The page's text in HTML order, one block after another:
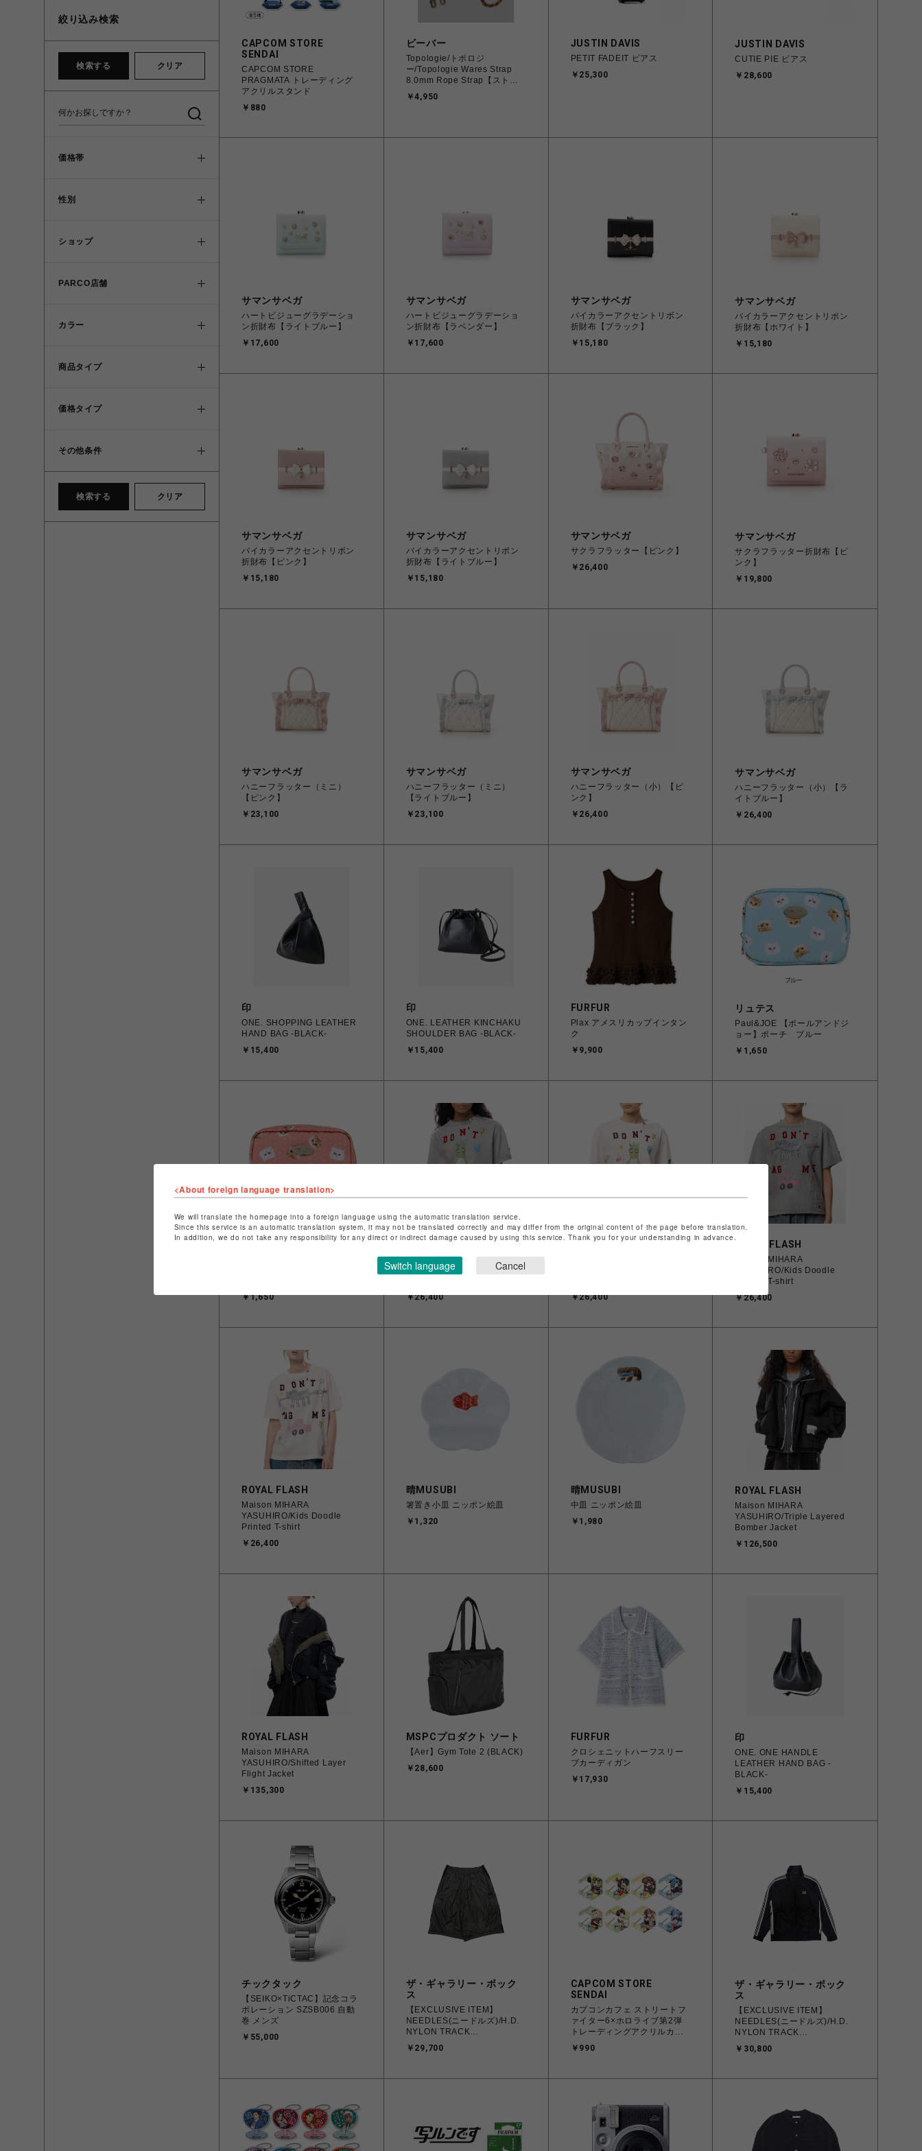
絞り込み検索
検索する クリア
価格帯
性別
ショップ
PARCO店舗
カラー
商品タイプ
価格タイプ
その他条件
検索する クリア
CAPCOM STORE
SENDAI
CAPCOM STORE
PRAGMATA トレーディング
アクリルスタンド
￥880
ビーバー
Topologie/トポロジ
ー/Topologie Wares Strap
8.0mm Rope Strap【ストラ
￥4,950
JUSTIN DAVIS
PETIT FADEIT ピアス
￥25,300
JUSTIN DAVIS
CUTIE PIE ピアス
￥28,600
サマンサベガ
ハートビジューグラデーショ
ン折財布【ライトブルー】
￥17,600
サマンサベガ
ハートビジューグラデーショ
ン折財布【ラベンダー】
￥17,600
サマンサベガ
バイカラーアクセントリボン
折財布【ブラック】
￥15,180
サマンサベガ
バイカラーアクセントリボン
折財布【ホワイト】
￥15,180
サマンサベガ
バイカラーアクセントリボン
折財布【ピンク】
￥15,180
サマンサベガ
バイカラーアクセントリボン
折財布【ライトブルー】
￥15,180
サマンサベガ
サクラフラッター【ピンク】
￥26,400
サマンサベガ
サクラフラッター折財布【ピ
ンク】
￥19,800
サマンサベガ
ハニーフラッター（ミニ）
【ピンク】
￥23,100
サマンサベガ
ハニーフラッター（ミニ）
【ライトブルー】
￥23,100
サマンサベガ
ハニーフラッター（小）【ピ
ンク】
￥26,400
サマンサベガ
ハニーフラッター（小）【ラ
イトブルー】
￥26,400
印
ONE. SHOPPING LEATHER
HAND BAG -BLACK-
￥15,400
印
ONE. LEATHER KINCHAKU
SHOULDER BAG -BLACK-
￥15,400
FURFUR
Plax アメスリカップインタン
ク
￥9,900
リュテス
Paul&JOE 【ポールアンドジ
ョー】ポーチ ブルー
￥1,650
リュテス
￥1,650
ROYAL FLASH
Maison MIHARA
YASUHIRO/Leon Doodle
￥26,400
ROYAL FLASH
￥26,400
ROYAL FLASH
Maison MIHARA
YASUHIRO/Kids Doodle
Printed T-shirt
￥26,400
ROYAL FLASH
Maison MIHARA
YASUHIRO/Kids Doodle
Printed T-shirt
￥26,400
晴MUSUBI
箸置き小皿 ニッポン絵皿
￥1,320
晴MUSUBI
中皿 ニッポン絵皿
￥1,980
ROYAL FLASH
Maison MIHARA
YASUHIRO/Triple Layered
Bomber Jacket
￥126,500
ROYAL FLASH
Maison MIHARA
YASUHIRO/Shifted Layer
Flight Jacket
￥135,300
MSPCプロダクト ソート
【Aer】Gym Tote 2 (BLACK)
￥28,600
FURFUR
クロシェニットハーフスリー
ブカーディガン
￥17,930
印
ONE. ONE HANDLE
LEATHER HAND BAG -
BLACK-
￥15,400
チックタック
【SEIKO×TiCTAC】記念コラ
ボレーション SZSB006 自動
巻 メンズ
￥55,000
ザ・ギャラリー・ボック
ス
【EXCLUSIVE ITEM】
NEEDLES(ニードルズ)/H.D.
NYLON TRACK
￥29,700
CAPCOM STORE
SENDAI
カプコンカフェ ストリートフ
ァイター6×ホロライブ第2弾
トレーディングアクリルカラ
￥990
ザ・ギャラリー・ボック
ス
【EXCLUSIVE ITEM】
NEEDLES(ニードルズ)/H.D.
NYLON TRACK
￥30,800
<About foreign language translation>
We will translate the homepage into a foreign language using the automatic translation service.
Since this service is an automatic translation system, it may not be translated correctly and may differ from the original content of the page before translation.
In addition, we do not take any responsibility for any direct or indirect damage caused by using this service. Thank you for your understanding in advance.
Switch language Cancel